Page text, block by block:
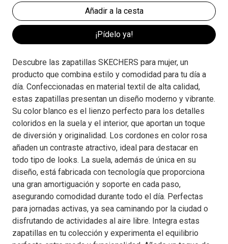
¡Pídelo ya!
Descubre las zapatillas SKECHERS para mujer, un
producto que combina estilo y comodidad para tu día a
día. Confeccionadas en material textil de alta calidad,
estas zapatillas presentan un diseño moderno y vibrante.
Su color blanco es el lienzo perfecto para los detalles
coloridos en la suela y el interior, que aportan un toque
de diversión y originalidad. Los cordones en color rosa
añaden un contraste atractivo, ideal para destacar en
todo tipo de looks. La suela, además de única en su
diseño, está fabricada con tecnología que proporciona
una gran amortiguación y soporte en cada paso,
asegurando comodidad durante todo el día. Perfectas
para jornadas activas, ya sea caminando por la ciudad o
disfrutando de actividades al aire libre. Integra estas
zapatillas en tu colección y experimenta el equilibrio